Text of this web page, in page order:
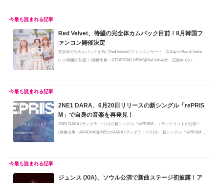
Red Velvet、待望の完全体カムバック目前！8月韓国フ
ァンコン開催決定
完全体でのカムバックを前にRed Velvetのファンコンサート『A Day in Red & Velve
t』の開催が決定！(画像出典：©TOPSTAR NEWS)Red Velvetが、完全体での...
2NE1 DARA、6月20日リリースの新シングル「rePRIS
M」で自身の音楽を再発見！
2NE1 DARA (サンダラ・パク)の新シングル『rePRISM』トラックリストが公開！
(画像出典：ARADNAS)2NE1のDARA (サンダラ・パク)が、新シングル『rePRISM』
ジュンス (XIA)、ソウル公演で新曲ステージ初披露！ア